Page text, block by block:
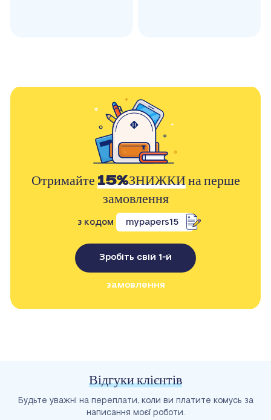
Отримайте15%ЗНИЖКИна перше
замовлення
з кодом mypapers15
Зробіть свій 1-й
замовлення
Відгуки клієнтів
Будьте уважні на переплати, коли ви платите комусь за
написання моєї роботи.